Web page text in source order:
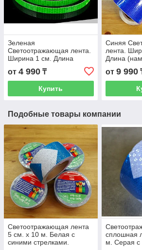
Зеленая
Светоотражающая лента.
Ширина 1 см. Длина
(намотка) 8 м.
Самоклеящаяся,
световозвращающая
от 4 990 ₸
Купить
Синяя
лента.
Длина
наклейка.
от 9 990
Подобные товары компании
Светоотражающая лента
5 см. x 10 м. Белая с
синими стрелками.
сплошная
м. Серая с